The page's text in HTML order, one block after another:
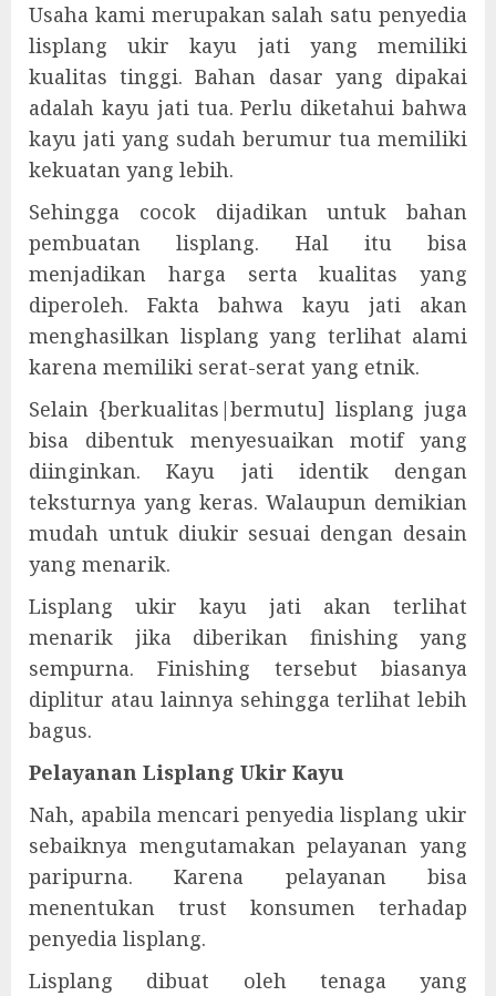
Usaha kami merupakan salah satu penyedia
lisplang ukir kayu jati yang memiliki
kualitas tinggi. Bahan dasar yang dipakai
adalah kayu jati tua. Perlu diketahui bahwa
kayu jati yang sudah berumur tua memiliki
kekuatan yang lebih.
Sehingga cocok dijadikan untuk bahan
pembuatan lisplang. Hal itu bisa
menjadikan harga serta kualitas yang
diperoleh. Fakta bahwa kayu jati akan
menghasilkan lisplang yang terlihat alami
karena memiliki serat-serat yang etnik.
Selain {berkualitas|bermutu] lisplang juga
bisa dibentuk menyesuaikan motif yang
diinginkan. Kayu jati identik dengan
teksturnya yang keras. Walaupun demikian
mudah untuk diukir sesuai dengan desain
yang menarik.
Lisplang ukir kayu jati akan terlihat
menarik jika diberikan finishing yang
sempurna. Finishing tersebut biasanya
diplitur atau lainnya sehingga terlihat lebih
bagus.
Pelayanan Lisplang Ukir Kayu
Nah, apabila mencari penyedia lisplang ukir
sebaiknya mengutamakan pelayanan yang
paripurna. Karena pelayanan bisa
menentukan trust konsumen terhadap
penyedia lisplang.
Lisplang dibuat oleh tenaga yang